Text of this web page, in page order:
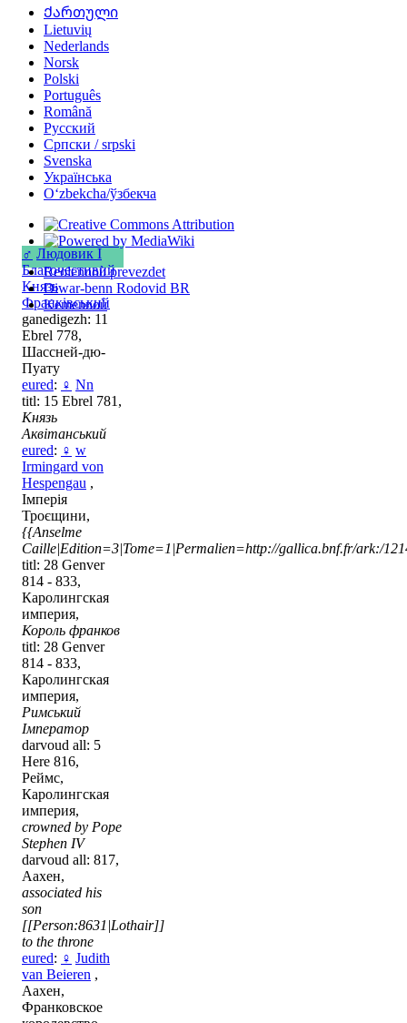
♂ Людовик I
Благочестивий
Князь
Франківський
ganedigezh: 11
Ebrel 778,
Шассней-дю-
Пуату
eured: ♀ Nn
titl: 15 Ebrel 781,
Князь
Аквітанський
eured: ♀ w
Irmingard von
Hespengau ,
Імперія
Троєщини,
{{Anselme
Caille|Edition=3|Tome=1|Permalien=http://gallica.bnf.fr/ark:/
titl: 28 Genver
814 - 833,
Каролингская
империя,
Король франков
titl: 28 Genver
814 - 833,
Каролингская
империя,
Римський
Імператор
darvoud all: 5
Here 816,
Реймс,
Каролингская
империя,
crowned by Pope
Stephen IV
darvoud all: 817,
Аахен,
associated his
son
[[Person:8631|Lothair]]
to the throne
eured: ♀ Judith
van Beieren ,
Аахен,
Франковское
Ქართული
Lietuvių
Nederlands
Norsk
Polski
Português
Română
Русский
Српски / srpski
Svenska
Українська
Oʻzbekcha/ўзбекча
Reolennoù prevezdet
Diwar-benn Rodovid BR
Kemennoù